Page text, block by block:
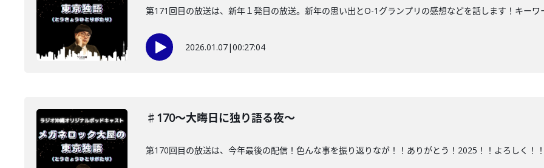
第171回目の放送は、新年１発目の放送。新年の思い出とO-1グランプリの感想などを話します！キーワ
2026.01.07|00:27:04
♯170〜大晦日に独り語る夜〜
第170回目の放送は、今年最後の配信！色んな事を振り返りなが！！ありがとう！2025！！よろしく！